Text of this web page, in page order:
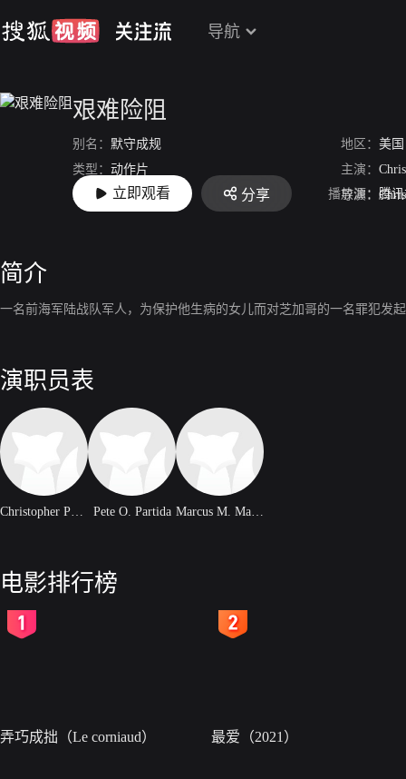
导航
艰难险阻
别名： 默守成规 地区： 美国
类型： 动作片 主演：
上映： 2016-03-05 导演：
立即观看 分享 播放源： 腾
简介
一名前海军陆战队军人，为保护他生病的女儿而对芝加哥的一名罪犯发
演职员表
Christopher Phipps Pete O. Partida Marcus M. Mauldin
电影排行榜
弄巧成拙（Le corniaud） 最爱（2021）